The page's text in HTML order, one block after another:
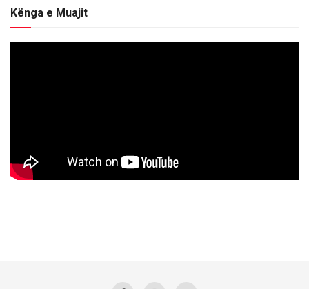
Kënga e Muajit